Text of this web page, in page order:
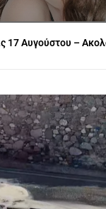
17 Αυγούστου –